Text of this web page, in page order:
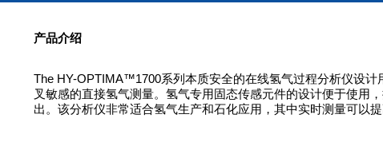
产品介绍
The HY-OPTIMA™1700系列本质安全的在线氢气过程分析仪设
叉敏感的直接氢气测量。氢气专用固态传感元件的设计便于使用
出。该分析仪非常适合氢气生产和石化应用，其中实时测量可以